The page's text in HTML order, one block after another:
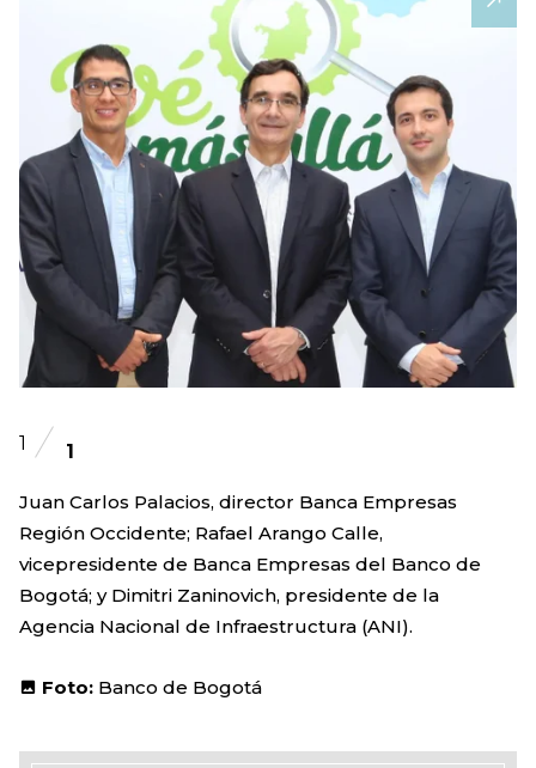
1 1
Juan Carlos Palacios, director Banca Empresas
Región Occidente; Rafael Arango Calle,
vicepresidente de Banca Empresas del Banco de
Bogotá; y Dimitri Zaninovich, presidente de la
Agencia Nacional de Infraestructura (ANI).
Foto: Banco de Bogotá